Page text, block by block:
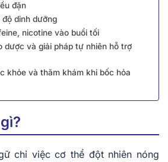
đặn
dinh dưỡng
nicotine vào buổi tối
dược và giải pháp tự nhiên hỗ trợ
khỏe và thăm khám khi bốc hỏa
chỉ việc cơ thể đột nhiên nóng